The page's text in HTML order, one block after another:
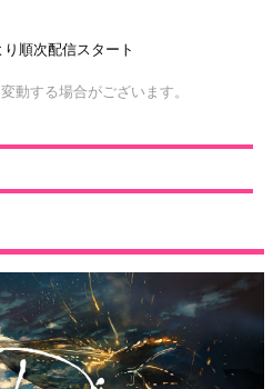
順次配信スタート
動する場合がございます。